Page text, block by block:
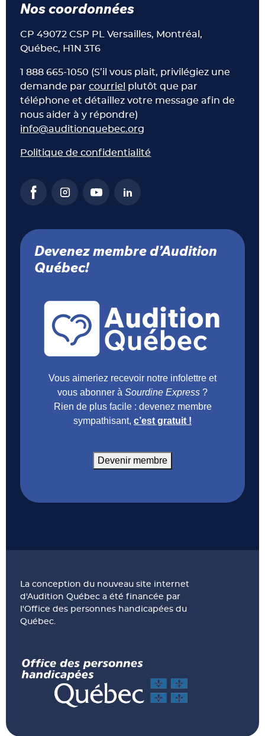
Nos coordonnées
CP 49072 CSP PL Versailles, Montréal,
Québec, H1N 3T6
1 888 665-1050 (S’il vous plait, privilégiez une
demande parcourriel plutôt que par
téléphone et détaillez votre message afin de
nous aider à y répondre)
info@auditionquebec.org
Politique de confidentialité
Devenez membre d’Audition
Québec!
Vous aimeriez recevoir notre infolettre et
vous abonner à Sourdine Express ?
Rien de plus facile : devenez membre
sympathisant, c’est gratuit !
Devenir membre
La conception du nouveau site internet
d'Audition Québec a été financée par
l'Office des personnes handicapées du
Québec.